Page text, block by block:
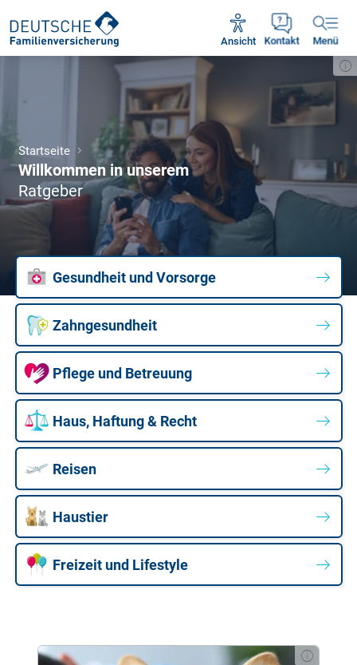
Kontakt
Ansicht Menü
Mo - Fr 09:00 - 18:30 Uhr
Startseite
Willkommen in unserem
Ratgeber
Gesundheit und Vorsorge
Zahngesundheit
Pflege und Betreuung
Haus, Haftung & Recht
Reisen
Haustier
Freizeit und Lifestyle